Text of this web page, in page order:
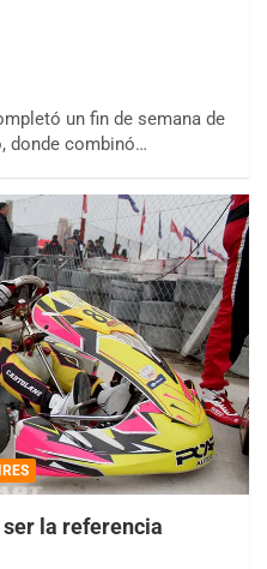
un fin de semana de
donde combinó…
ser la referencia